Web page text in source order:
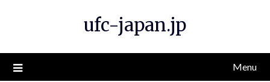
ufc-japan.jp
Menu